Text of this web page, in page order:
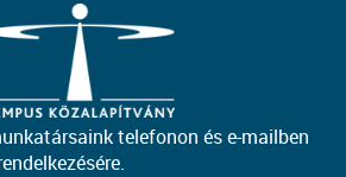
telefonon és e-mailben